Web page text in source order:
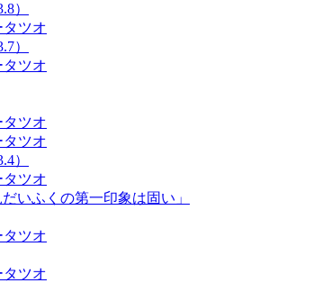
）
タツオ
）
タツオ
タツオ
タツオ
）
タツオ
いふくの第一印象は固い」
タツオ
タツオ